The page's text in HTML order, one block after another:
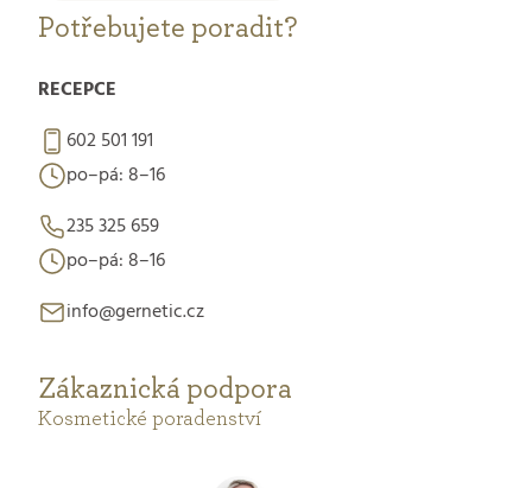
Potřebujete poradit?
RECEPCE
602 501 191
po–pá: 8–16
235 325 659
po–pá: 8–16
info@gernetic.cz
Zákaznická podpora
Kosmetické poradenství